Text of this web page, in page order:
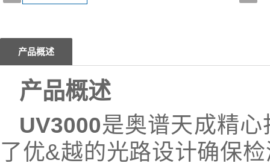
产品概述
产品概述
UV3000是奥谱天成精
了优&越的光路设计确保